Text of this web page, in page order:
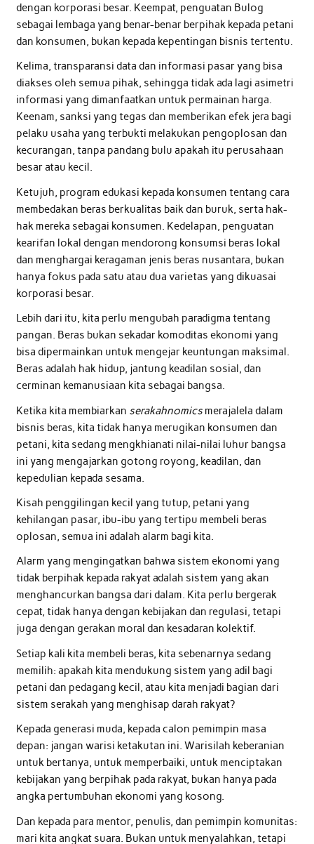
dengan korporasi besar. Keempat, penguatan Bulog
sebagai lembaga yang benar-benar berpihak kepada petani
dan konsumen, bukan kepada kepentingan bisnis tertentu.
Kelima, transparansi data dan informasi pasar yang bisa
diakses oleh semua pihak, sehingga tidak ada lagi asimetri
informasi yang dimanfaatkan untuk permainan harga.
Keenam, sanksi yang tegas dan memberikan efek jera bagi
pelaku usaha yang terbukti melakukan pengoplosan dan
kecurangan, tanpa pandang bulu apakah itu perusahaan
besar atau kecil.
Ketujuh, program edukasi kepada konsumen tentang cara
membedakan beras berkualitas baik dan buruk, serta hak-
hak mereka sebagai konsumen. Kedelapan, penguatan
kearifan lokal dengan mendorong konsumsi beras lokal
dan menghargai keragaman jenis beras nusantara, bukan
hanya fokus pada satu atau dua varietas yang dikuasai
korporasi besar.
Lebih dari itu, kita perlu mengubah paradigma tentang
pangan. Beras bukan sekadar komoditas ekonomi yang
bisa dipermainkan untuk mengejar keuntungan maksimal.
Beras adalah hak hidup, jantung keadilan sosial, dan
cerminan kemanusiaan kita sebagai bangsa.
Ketika kita membiarkan serakahnomicsmerajalela dalam
bisnis beras, kita tidak hanya merugikan konsumen dan
petani, kita sedang mengkhianati nilai-nilai luhur bangsa
ini yang mengajarkan gotong royong, keadilan, dan
kepedulian kepada sesama.
Kisah penggilingan kecil yang tutup, petani yang
kehilangan pasar, ibu-ibu yang tertipu membeli beras
oplosan, semua ini adalah alarm bagi kita.
Alarm yang mengingatkan bahwa sistem ekonomi yang
tidak berpihak kepada rakyat adalah sistem yang akan
menghancurkan bangsa dari dalam. Kita perlu bergerak
cepat, tidak hanya dengan kebijakan dan regulasi, tetapi
juga dengan gerakan moral dan kesadaran kolektif.
Setiap kali kita membeli beras, kita sebenarnya sedang
memilih: apakah kita mendukung sistem yang adil bagi
petani dan pedagang kecil, atau kita menjadi bagian dari
sistem serakah yang menghisap darah rakyat?
Kepada generasi muda, kepada calon pemimpin masa
depan: jangan warisi ketakutan ini. Warisilah keberanian
untuk bertanya, untuk memperbaiki, untuk menciptakan
kebijakan yang berpihak pada rakyat, bukan hanya pada
angka pertumbuhan ekonomi yang kosong.
Dan kepada para mentor, penulis, dan pemimpin komunitas:
mari kita angkat suara. Bukan untuk menyalahkan, tetapi